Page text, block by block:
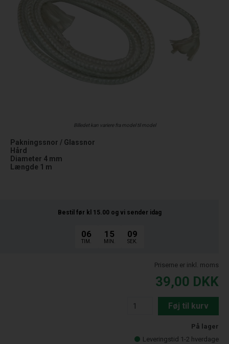
Billedet kan variere fra model til model
Pakningssnor / Glassnor
Hård
Diameter 4 mm
Længde 1 m
Bestil før kl 15.00 og vi sender idag
06
TIM.
15
MIN.
08
SEK.
Priserne er inkl. moms
39,00 DKK
Føj til kurv
På lager
Leveringstid 1-2 hverdage